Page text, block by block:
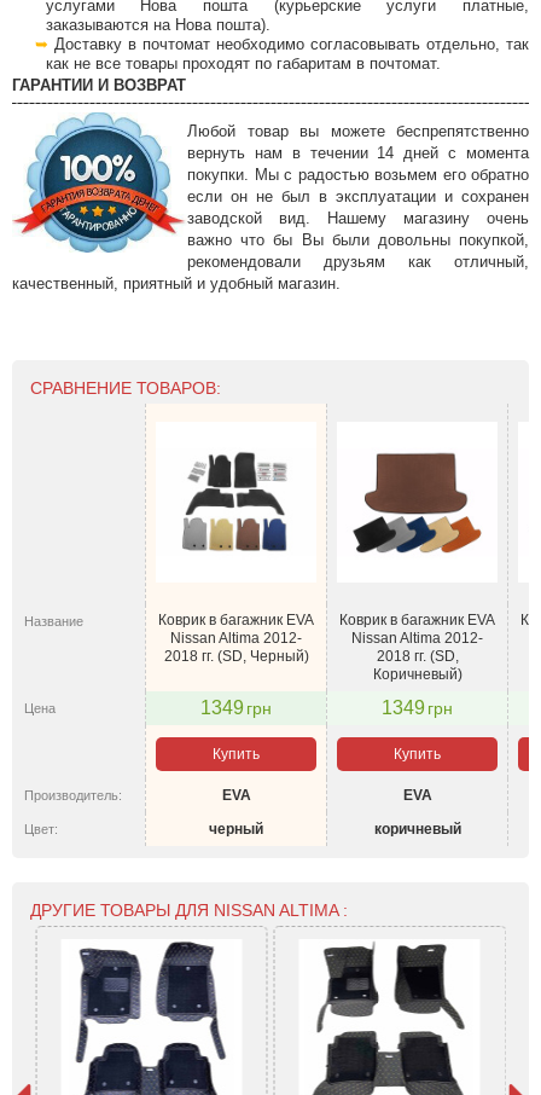
услугами Нова пошта (курьерские услуги платные,
заказываются на Нова пошта).
Доставку в почтомат необходимо согласовывать отдельно, так
как не все товары проходят по габаритам в почтомат.
ГАРАНТИИ И ВОЗВРАТ
Любой товар вы можете беспрепятственно
вернуть нам в течении 14 дней с момента
покупки. Мы с радостью возьмем его обратно
если он не был в эксплуатации и сохранен
заводской вид. Нашему магазину очень
важно что бы Вы были довольны покупкой,
рекомендовали друзьям как отличный,
качественный, приятный и удобный магазин.
СРАВНЕНИЕ ТОВАРОВ:
Название
Коврик в багажник EVA
Nissan Altima 2012-
2018 гг. (SD, Черный)
Коврик в багажник EVA
Nissan Altima 2012-
2018 гг. (SD,
Коричневый)
Цена 1349грн 1349грн
Купить Купить
Производитель: EVA EVA
Цвет: черный коричневый
ДРУГИЕ ТОВАРЫ ДЛЯ NISSAN ALTIMA :